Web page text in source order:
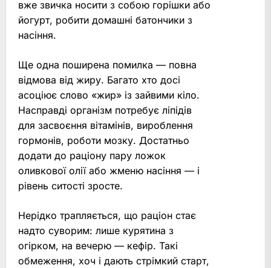
вже звичка носити з собою горішки або
йогурт, робити домашні батончики з
насіння.
Ще одна поширена помилка — повна
відмова від жиру. Багато хто досі
асоціює слово «жир» із зайвими кіло.
Насправді організм потребує ліпідів
для засвоєння вітамінів, вироблення
гормонів, роботи мозку. Достатньо
додати до раціону пару ложок
оливкової олії або жменю насіння — і
рівень ситості зросте.
Нерідко трапляється, що раціон стає
надто суворим: лише курятина з
огірком, на вечерю — кефір. Такі
обмеження, хоч і дають стрімкий старт,